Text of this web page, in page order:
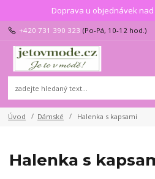
Doprava u objednávek nad
+420 731 390 323 (Po-Pá, 10-12 hod.)
Úvod Dámské Halenka s kapsami
Halenka s